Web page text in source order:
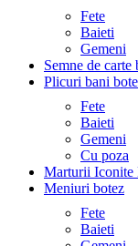
Fete
Baieti
Gemeni
Semne de carte
Plicuri bani
Fete
Baieti
Gemeni
Cu poza
Marturii Iconite
Meniuri botez
Fete
Baieti